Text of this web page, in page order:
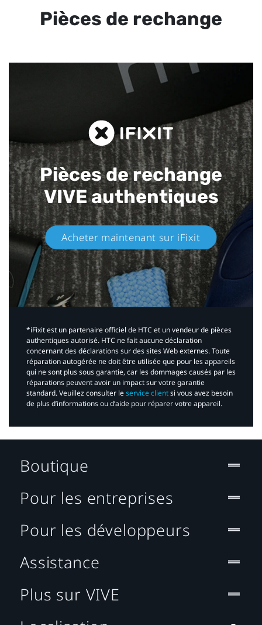
Pièces de rechange
Pièces de rechange
VIVE authentiques​
Acheter maintenant sur iFixit​
*iFixit est un partenaire officiel de HTC et un vendeur de pièces
authentiques autorisé. HTC ne fait aucune déclaration
concernant des déclarations sur des sites Web externes. Toute
réparation autogérée ne doit être utilisée que pour les appareils
qui ne sont plus sous garantie, car les dommages causés par les
réparations peuvent avoir un impact sur votre garantie
standard. Veuillez consulter leservice clientsi vous avez besoin
de plus d’informations ou d’aide pour réparer votre appareil.​
Boutique
Pour les entreprises
Pour les développeurs
Assistance
Plus sur VIVE